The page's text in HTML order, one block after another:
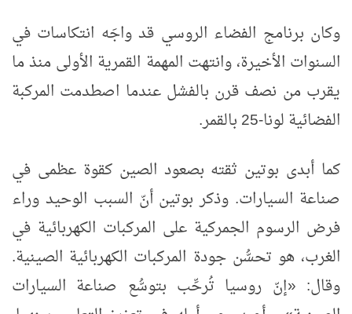
وكان برنامج الفضاء الروسي قد واجَه انتكاسات في
السنوات الأخيرة، وانتهت المهمة القمرية الأولى منذ ما
يقرب من نصف قرن بالفشل عندما اصطدمت المركبة
الفضائية لونا-25 بالقمر.
كما أبدى بوتين ثقته بصعود الصين كقوة عظمى في
صناعة السيارات. وذكر بوتين أنّ السبب الوحيد وراء
فرض الرسوم الجمركية على المركبات الكهربائية في
الغرب، هو تحسُّن جودة المركبات الكهربائية الصينية.
وقال: «إنّ روسيا تُرحِّب بتوسُّع صناعة السيارات